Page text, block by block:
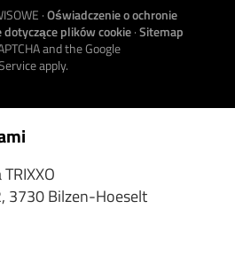
3730 Bilzen-Hoeselt
·Oświadczenie o ochronie
dotyczące plików cookie·Sitemap
and the Google
apply.